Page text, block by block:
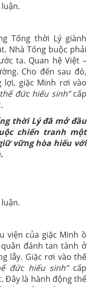
Tống thời Lý giành
Nhà Tống buộc phải
ta. Quan hệ Việt –
Cho đến sau đó,
lợi, giặc Minh rơi vào
thế đức hiếu sinh”cấp
thời Lý đã mở đầu
chiến tranh một
vững hòa hiếu với
viện của giặc Minh ồ
đánh tan tành ở
lẫy. Giặc rơi vào thế
đức hiếu sinh”cấp
Đây là hành động thể